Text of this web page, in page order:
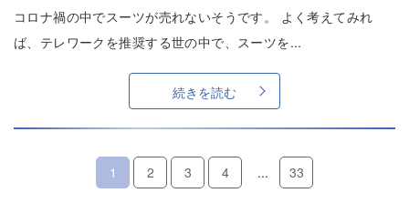
コロナ禍の中でスーツが売れないそうです。 よく考えてみれ
ば、テレワークを推奨する世の中で、スーツを...
続きを読む
1 2 3 4 ... 33